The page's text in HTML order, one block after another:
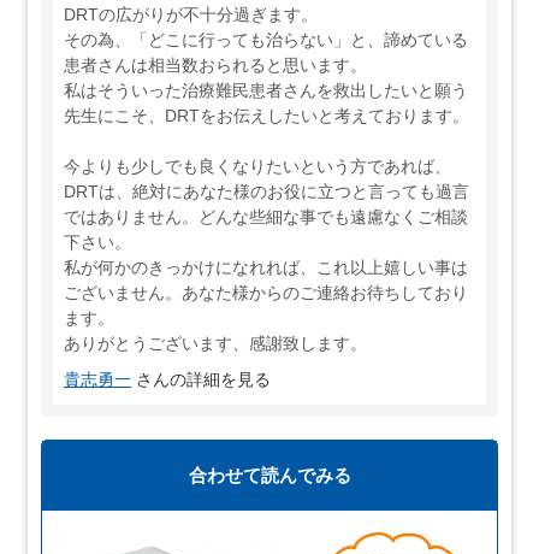
DRTの広がりが不十分過ぎます。
その為、「どこに行っても治らない」と、諦めている
患者さんは相当数おられると思います。
私はそういった治療難民患者さんを救出したいと願う
先生にこそ、DRTをお伝えしたいと考えております。
今よりも少しでも良くなりたいという方であれば、
DRTは、絶対にあなた様のお役に立つと言っても過言
ではありません。どんな些細な事でも遠慮なくご相談
下さい。
私が何かのきっかけになれれば、これ以上嬉しい事は
ございません。あなた様からのご連絡お待ちしており
ます。
ありがとうございます、感謝致します。
貴志勇一 さんの詳細を見る
合わせて読んでみる